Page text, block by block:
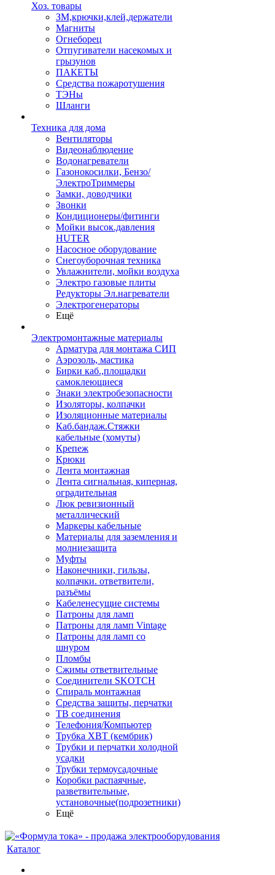
Хоз. товары
ЗМ,крючки,клей,держатели
Магниты
Огнеборец
Отпугиватели насекомых и
грызунов
ПАКЕТЫ
Средства пожаротушения
ТЭНы
Шланги
Техника для дома
Вентиляторы
Видеонаблюдение
Водонагреватели
Газонокосилки, Бензо/
ЭлектроТриммеры
Замки, доводчики
Звонки
Кондиционеры/фитинги
Мойки высок.давления
HUTER
Насосное оборудование
Снегоуборочная техника
Увлажнители, мойки воздуха
Электро газовые плиты
Редукторы Эл.нагреватели
Электрогенераторы
Ещё
Электромонтажные материалы
Арматура для монтажа СИП
Аэрозоль, мастика
Бирки каб.,площадки
самоклеющиеся
Знаки электробезопасности
Изоляторы, колпачки
Изоляционные материалы
Каб.бандаж.Стяжки
кабельные (хомуты)
Крепеж
Крюки
Лента монтажная
Лента сигнальная, киперная,
оградительная
Люк ревизионный
металлический
Маркеры кабельные
Материалы для заземления и
молниезащита
Муфты
Наконечники, гильзы,
колпачки. ответвители,
разъёмы
Кабеленесущие системы
Патроны для ламп
Патроны для ламп Vintage
Патроны для ламп со
шнуром
Пломбы
Сжимы ответвительные
Соединители SKOTCH
Спираль монтажная
Средства защиты, перчатки
ТВ соединения
Телефония/Компьютер
Трубка ХВТ (кембрик)
Трубки и перчатки холодной
усадки
Трубки термоусадочные
Коробки распаячные,
разветвительные,
установочные(подрозетники)
Ещё
Каталог